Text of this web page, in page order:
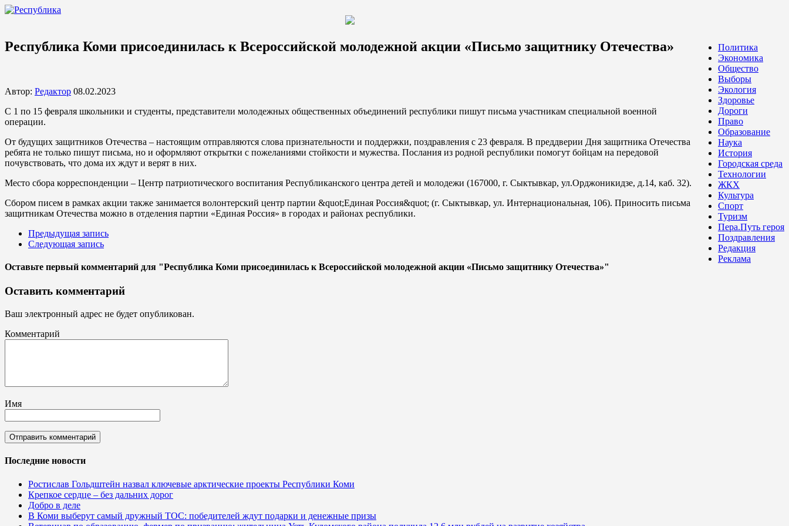
Политика
Экономика
Общество
Выборы
Экология
Здоровье
Дороги
Право
Образование
Наука
История
Городская среда
Технологии
ЖКХ
Культура
Спорт
Туризм
Пера.Путь героя
Поздравления
Редакция
Реклама
Республика Коми присоединилась к Всероссийской молодежной акции «Письмо защитнику Отечества»
Автор: Редактор 08.02.2023
С 1 по 15 февраля школьники и студенты, представители молодежных общественных объединений республики пишут письма участникам специальной военной
операции.
От будущих защитников Отечества – настоящим отправляются слова признательности и поддержки, поздравления с 23 февраля. В преддверии Дня защитника Отечества
ребята не только пишут письма, но и оформляют открытки с пожеланиями стойкости и мужества. Послания из родной республики помогут бойцам на передовой
почувствовать, что дома их ждут и верят в них.
Место сбора корреспонденции – Центр патриотического воспитания Республиканского центра детей и молодежи (167000, г. Сыктывкар, ул.Орджоникидзе, д.14, каб. 32).
Сбором писем в рамках акции также занимается волонтерский центр партии &quot;Единая Россия&quot; (г. Сыктывкар, ул. Интернациональная, 106). Приносить письма
защитникам Отечества можно в отделения партии «Единая Россия» в городах и районах республики.
Предыдущая запись
Следующая запись
Оставьте первый комментарий для "Республика Коми присоединилась к Всероссийской молодежной акции «Письмо защитнику Отечества»"
Оставить комментарий
Ваш электронный адрес не будет опубликован.
Комментарий
Имя
Последние новости
Ростислав Гольдштейн назвал ключевые арктические проекты Республики Коми
Крепкое сердце – без дальних дорог
Добро в деле
В Коми выберут самый дружный ТОС: победителей ждут подарки и денежные призы